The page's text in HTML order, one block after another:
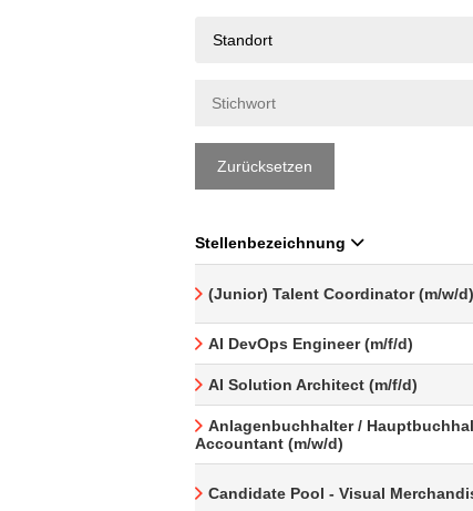
Standort
Zurücksetzen
Stellenbezeichnung
(Junior) Talent Coordinator (m/w/d)
AI DevOps Engineer (m/f/d)
AI Solution Architect (m/f/d)
Anlagenbuchhalter /
Accountant (m/w/d)
Candidate Pool - Visual